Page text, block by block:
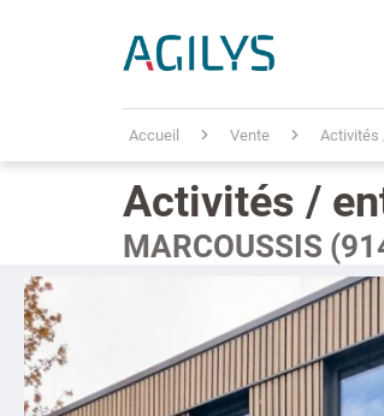
Accueil Vente Activités
Activités /
MARCOUSSIS